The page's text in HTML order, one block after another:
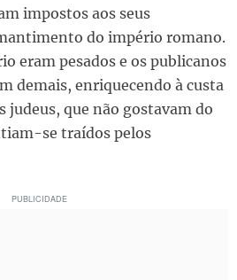
impostos aos seus
do império romano.
eram pesados e os publicanos
demais, enriquecendo à custa
judeus, que não gostavam do
se traídos pelos